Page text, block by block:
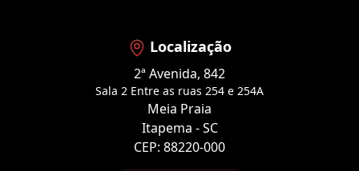
Localização
2ª Avenida, 842
Sala 2 Entre as ruas 254 e 254A
Meia Praia
Itapema - SC
CEP: 88220-000